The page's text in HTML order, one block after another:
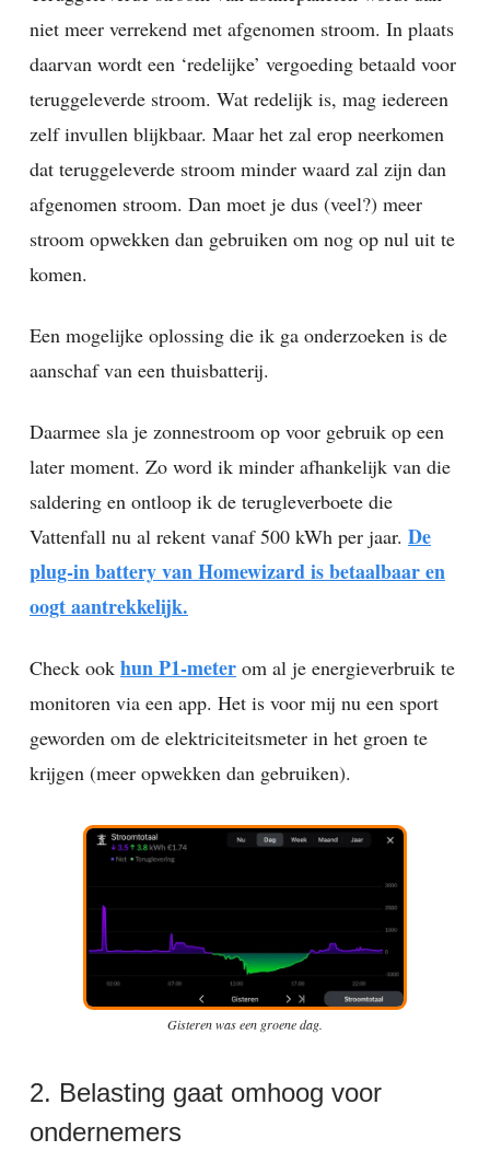
niet meer verrekend met afgenomen stroom. In plaats
daarvan wordt een ‘redelijke’ vergoeding betaald voor
teruggeleverde stroom. Wat redelijk is, mag iedereen
zelf invullen blijkbaar. Maar het zal erop neerkomen
dat teruggeleverde stroom minder waard zal zijn dan
afgenomen stroom. Dan moet je dus (veel?) meer
stroom opwekken dan gebruiken om nog op nul uit te
komen.
Een mogelijke oplossing die ik ga onderzoeken is de
aanschaf van een thuisbatterij.
Daarmee sla je zonnestroom op voor gebruik op een
later moment. Zo word ik minder afhankelijk van die
saldering en ontloop ik de terugleverboete die
Vattenfall nu al rekent vanaf 500 kWh per jaar. De
plug-in battery van Homewizard is betaalbaar en
oogt aantrekkelijk.
Check ook hun P1-meter om al je energieverbruik te
monitoren via een app. Het is voor mij nu een sport
geworden om de elektriciteitsmeter in het groen te
krijgen (meer opwekken dan gebruiken).
Gisteren was een groene dag.
2. Belasting gaat omhoog voor
ondernemers